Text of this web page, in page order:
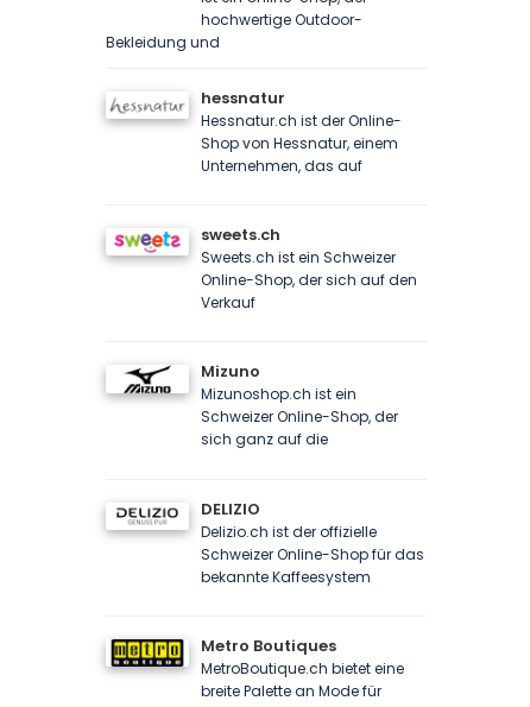
hochwertige Outdoor-
Bekleidung und
hessnatur
Hessnatur.ch ist der Online-
Shop von Hessnatur, einem
Unternehmen, das auf
sweets.ch
Sweets.ch ist ein Schweizer
Online-Shop, der sich auf den
Verkauf
Mizuno
Mizunoshop.ch ist ein
Schweizer Online-Shop, der
sich ganz auf die
DELIZIO
Delizio.ch ist der offizielle
Schweizer Online-Shop für das
bekannte Kaffeesystem
Metro Boutiques
MetroBoutique.ch bietet eine
breite Palette an Mode für